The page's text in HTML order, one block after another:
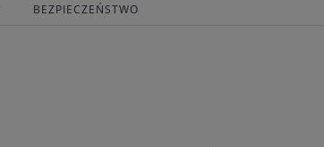
BEZPIECZEŃSTWO